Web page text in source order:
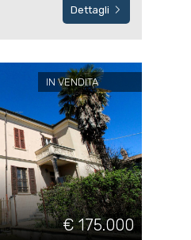
Dettagli
IN VENDITA
€ 175.000